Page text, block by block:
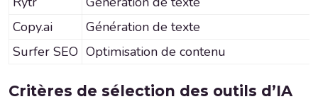
Copy.ai
Génération de texte
Surfer SEO Optimisation de contenu
Critères de sélection des outils d’IA